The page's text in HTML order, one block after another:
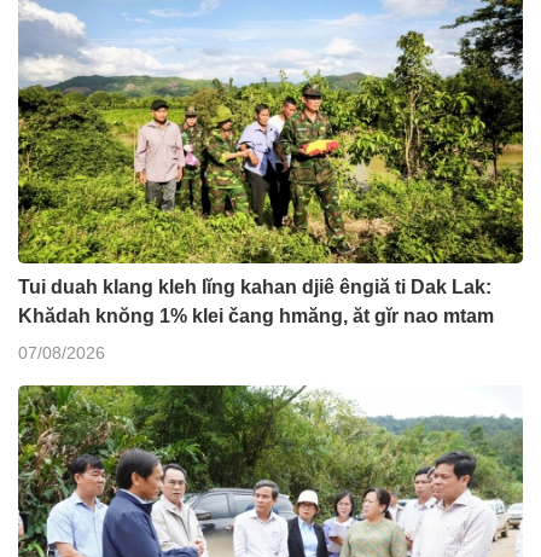
Tui duah klang kleh lĭng kahan djiê êngiă ti Dak Lak:
Khădah knŏng 1% klei čang hmăng, ăt gĭr nao mtam
07/08/2026